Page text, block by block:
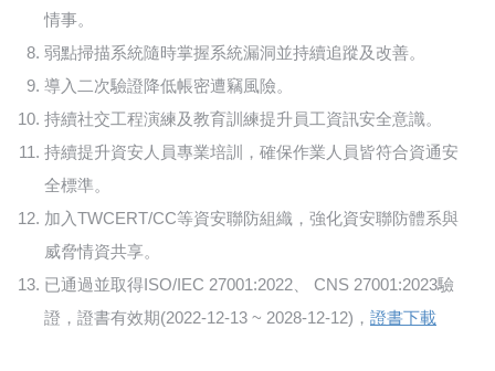
情事。
弱點掃描系統隨時掌握系統漏洞並持續追蹤及改善。
導入二次驗證降低帳密遭竊風險。
持續社交工程演練及教育訓練提升員工資訊安全意識。
持續提升資安人員專業培訓，確保作業人員皆符合資通安
全標準。
加入TWCERT/CC等資安聯防組織，強化資安聯防體系與
威脅情資共享。
已通過並取得ISO/IEC 27001:2022、 CNS 27001:2023驗
證，證書有效期(2022-12-13 ~ 2028-12-12)， 證書下載